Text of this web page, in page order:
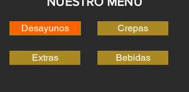
Desayunos
Extras
Crepas
Bebidas